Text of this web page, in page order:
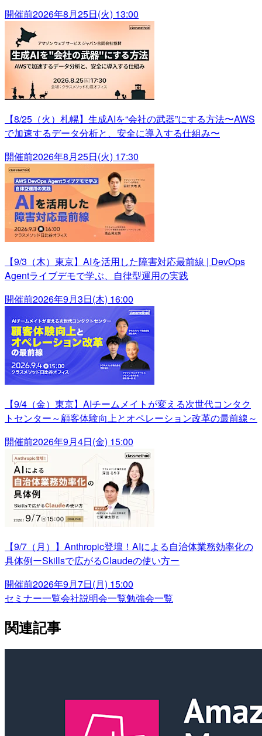
開催前2026年8月25日(火) 13:00
【8/25（火）札幌】生成AIを“会社の武器”にする方法〜AWS
で加速するデータ分析と、安全に導入する仕組み〜
開催前2026年8月25日(火) 17:30
【9/3（木）東京】AIを活用した障害対応最前線 | DevOps
Agentライブデモで学ぶ、自律型運用の実践
開催前2026年9月3日(木) 16:00
【9/4（金）東京】AIチームメイトが変える次世代コンタク
トセンター～顧客体験向上とオペレーション改革の最前線～
開催前2026年9月4日(金) 15:00
【9/7（月）】Anthropic登壇！AIによる自治体業務効率化の
具体例ーSkillsで広がるClaudeの使い方ー
開催前2026年9月7日(月) 15:00
セミナー一覧会社説明会一覧勉強会一覧
関連記事